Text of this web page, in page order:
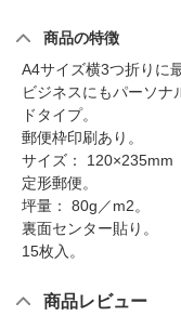
商品の特徴
A4サイズ横3つ折りに
ビジネスにもパーソナ
ドタイプ。
郵便枠印刷あり。
サイズ： 120×235mm
定形郵便。
坪量： 80g／m2。
裏面センター貼り。
15枚入。
商品レビュー